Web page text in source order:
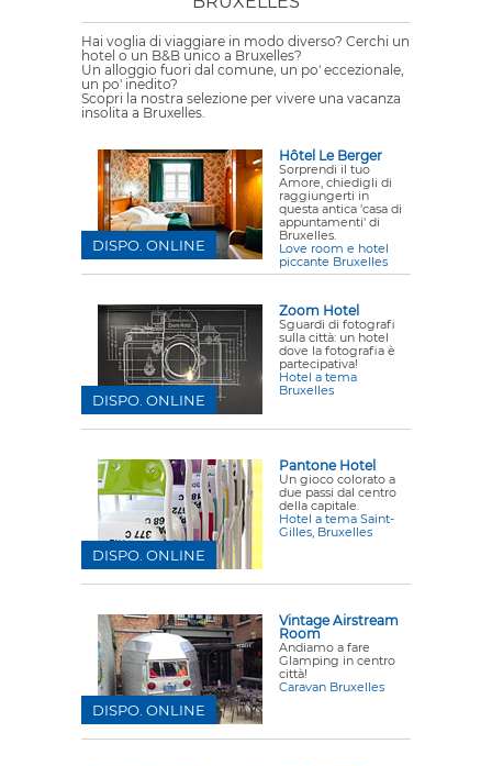
Hai voglia di viaggiare in modo diverso? Cerchi un
hotel o un B&B unico a Bruxelles?
Un alloggio fuori dal comune, un po' eccezionale,
un po' inedito?
Scopri la nostra selezione per vivere una vacanza
insolita a Bruxelles.
Hôtel Le Berger
Sorprendi il tuo
Amore, chiedigli di
raggiungerti in
questa antica 'casa di
appuntamenti' di
Bruxelles.
Love room e hotel
piccante Bruxelles
DISPO. ONLINE
Zoom Hotel
Sguardi di fotografi
sulla città: un hotel
dove la fotografia è
partecipativa!
Hotel a tema
Bruxelles
DISPO. ONLINE
Pantone Hotel
Un gioco colorato a
due passi dal centro
della capitale.
Hotel a tema Saint-
Gilles, Bruxelles
DISPO. ONLINE
Vintage Airstream
Room
Andiamo a fare
Glamping in centro
città!
Caravan Bruxelles
DISPO. ONLINE